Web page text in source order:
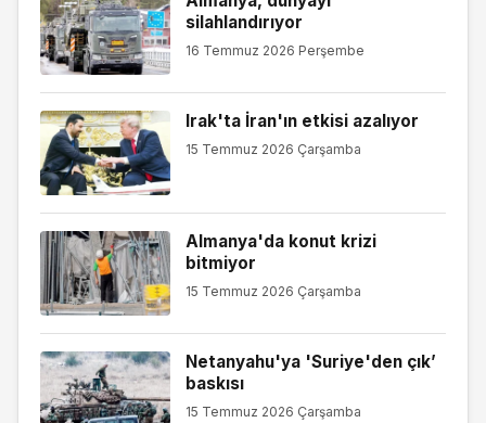
silahlandırıyor
16 Temmuz 2026 Perşembe
Irak'ta İran'ın etkisi azalıyor
15 Temmuz 2026 Çarşamba
Almanya'da konut krizi
bitmiyor
15 Temmuz 2026 Çarşamba
Netanyahu'ya 'Suriye'den çık’
baskısı
15 Temmuz 2026 Çarşamba